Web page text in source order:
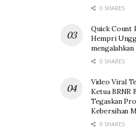
0 SHARES
Quick Count
Hempri
mengalahkan
0 SHARES
Video Viral
Ketua BRNR
Tegaskan
Kebersihan
0 SHARES